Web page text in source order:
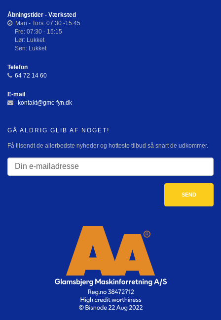
Åbningstider - Værksted
Man - Tors: 07:30 -15:45
Fre: 07:30 - 15:15
Lør: Lukket
Søn: Lukket
Telefon
64 72 14 60
E-mail
kontakt@gmc-fyn.dk
GÅ ALDRIG GLIB AF NOGET!
Få tilsendt de allerbedste nyheder og hotteste tilbud så snart de udkommer.